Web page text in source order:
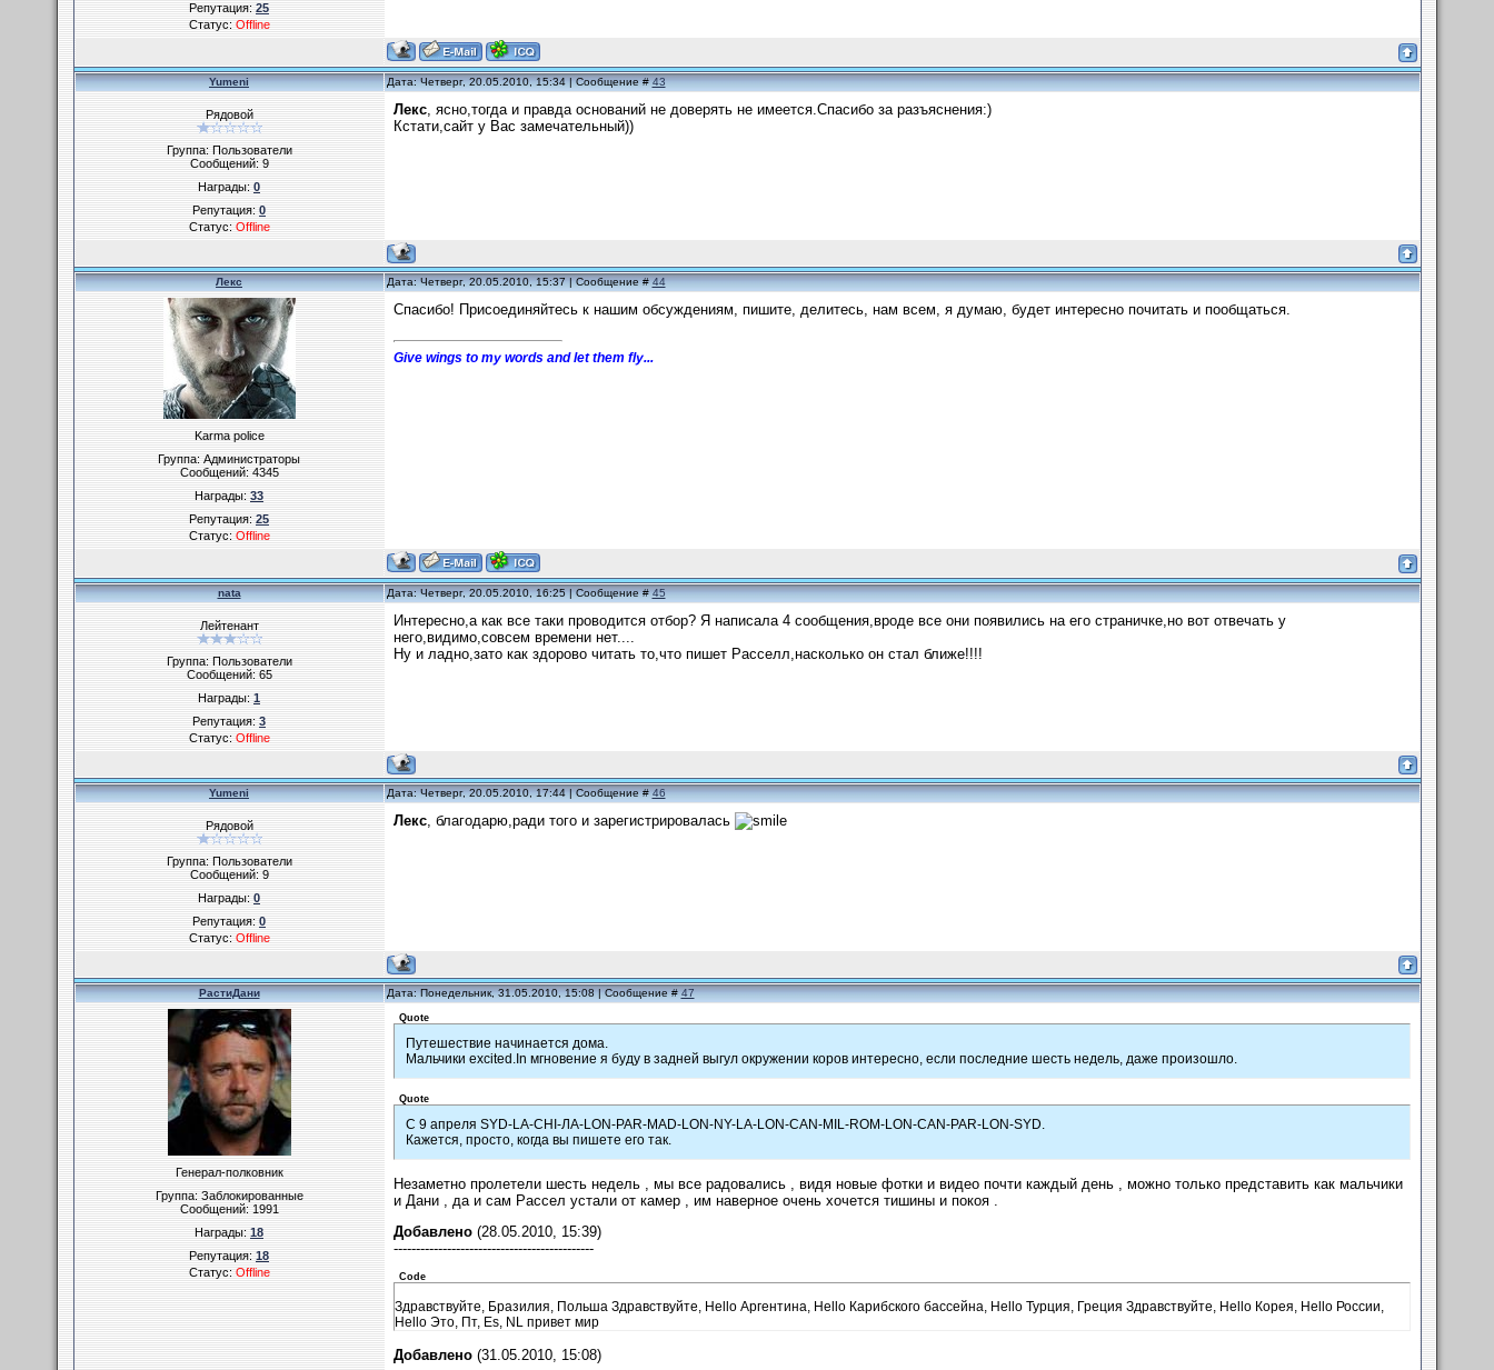
Репутация:25
Статус:Offline
Yumeni Дата: Четверг, 20.05.2010, 15:34 | Сообщение #43
Рядовой
Группа: Пользователи
Сообщений:9
Награды:0
Репутация:0
Статус:Offline
Лекс, ясно,тогда и правда оснований не доверять не имеется.Спасибо за разъяснения:)
Кстати,сайт у Вас замечательный))
Лекс Дата: Четверг, 20.05.2010, 15:37 | Сообщение #44
Karma police
Группа: Администраторы
Сообщений:4345
Награды:33
Репутация:25
Статус:Offline
Спасибо! Присоединяйтесь к нашим обсуждениям, пишите, делитесь, нам всем, я думаю, будет интересно почитать и пообщаться.
Give wings to my words and let them fly...
nata Дата: Четверг, 20.05.2010, 16:25 | Сообщение #45
Лейтенант
Группа: Пользователи
Сообщений:65
Награды:1
Репутация:3
Статус:Offline
Интересно,а как все таки проводится отбор? Я написала 4 сообщения,вроде все они появились на его страничке,но вот отвечать у
него,видимо,совсем времени нет....
Ну и ладно,зато как здорово читать то,что пишет Расселл,насколько он стал ближе!!!!
Yumeni Дата: Четверг, 20.05.2010, 17:44 | Сообщение #46
Рядовой
Группа: Пользователи
Сообщений:9
Награды:0
Репутация:0
Статус:Offline
Лекс, благодарю,ради того и зарегистрировалась
РастиДани Дата: Понедельник, 31.05.2010, 15:08 | Сообщение #47
Генерал-полковник
Группа: Заблокированные
Сообщений:1991
Награды:18
Репутация:18
Статус:Offline
Quote
Путешествие начинается дома.
Мальчики excited.In мгновение я буду в задней выгул окружении коров интересно, если последние шесть недель, даже произошло.
Quote
С 9 апреля SYD-LA-CHI-ЛА-LON-PAR-MAD-LON-NY-LA-LON-CAN-MIL-ROM-LON-CAN-PAR-LON-SYD.
Кажется, просто, когда вы пишете его так.
Незаметно пролетели шесть недель , мы все радовались , видя новые фотки и видео почти каждый день , можно только представить как мальчики
и Дани , да и сам Рассел устали от камер , им наверное очень хочется тишины и покоя .
Добавлено(28.05.2010, 15:39)
---------------------------------------------
Code
Здравствуйте, Бразилия, Польша Здравствуйте, Hello Аргентина, Hello Карибского бассейна, Hello Турция, Греция Здравствуйте, Hello Корея, Hello России,
Hello Это, Пт, Es, NL привет мир
Добавлено(31.05.2010, 15:08)